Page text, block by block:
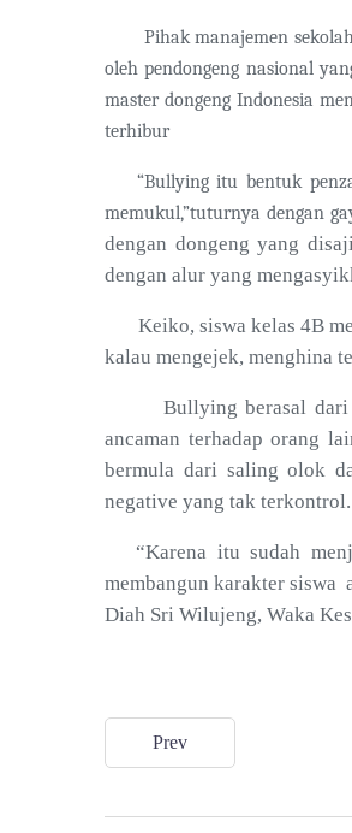
Pihak manajemen
oleh pendongeng nasional
master dongeng Indonesia
terhibur
“Bullying itu bentuk
memukul,”tuturnya dengan
dengan dongeng yang
dengan alur yang
Keiko, siswa kelas 4B
kalau mengejek, menghina
Bullying berasal dari
ancaman terhadap orang
bermula dari saling olok
negative yang tak terkontrol.
“Karena itu sudah
membangun karakter siswa
Diah Sri Wilujeng, Waka
Prev